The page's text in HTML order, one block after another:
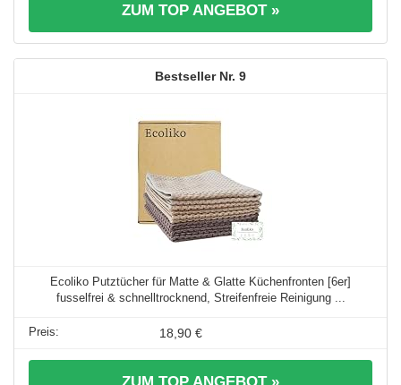
ZUM TOP ANGEBOT »
9
Ecoliko Putztücher für Matte & Glatte Küchenfronten [6er]
fusselfrei & schnelltrocknend, Streifenfreie Reinigung ...
18,90 €